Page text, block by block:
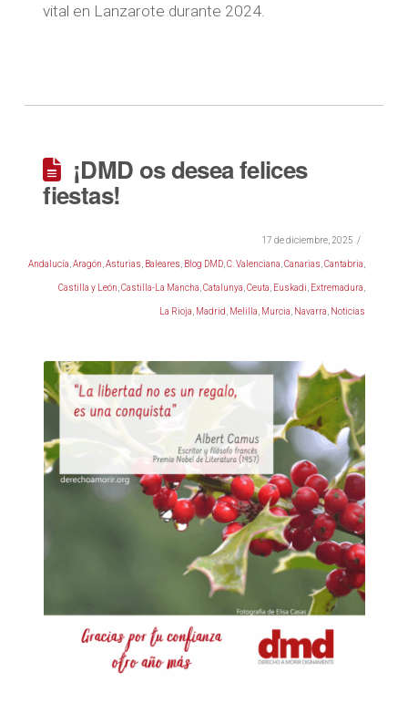
vital en Lanzarote durante 2024.
¡DMD os desea felices
fiestas!
17 de diciembre, 2025
Andalucía Aragón Asturias Baleares Blog DMD, C. Valenciana Canarias Cantabria
Castilla y León Castilla-La Mancha Catalunya Ceuta Euskadi Extremadura
La Rioja Madrid Melilla Murcia Navarra Noticias